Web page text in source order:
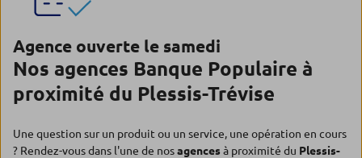
Agence ouverte le samedi
Nos agences Banque Populaire à
proximité du Plessis-Trévise
Une question sur un produit ou un service, une opération en cours
? Rendez-vous dans l'une de nosagencesà proximité du Plessis-